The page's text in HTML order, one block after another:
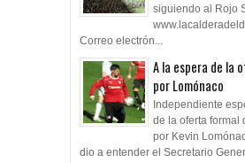
siguiendo al Rojo
Correo electrón...
A la espera de la
por Lomónaco
Independiente
de la oferta formal
por Kevin
dio a entender el Secretario